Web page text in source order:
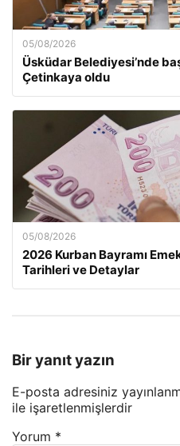
05/08/2026
Üsküdar Belediyesi’nde
Çetinkaya oldu
05/08/2026
2026 Kurban Bayramı
Tarihleri ve Detaylar
Bir yanıt yazın
E-posta adresiniz
ile işaretlenmişlerdir
Yorum *